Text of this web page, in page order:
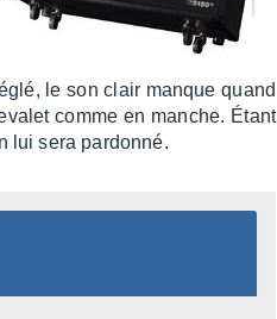
le son clair manque quand
comme en manche. Étant
lui sera pardonné.